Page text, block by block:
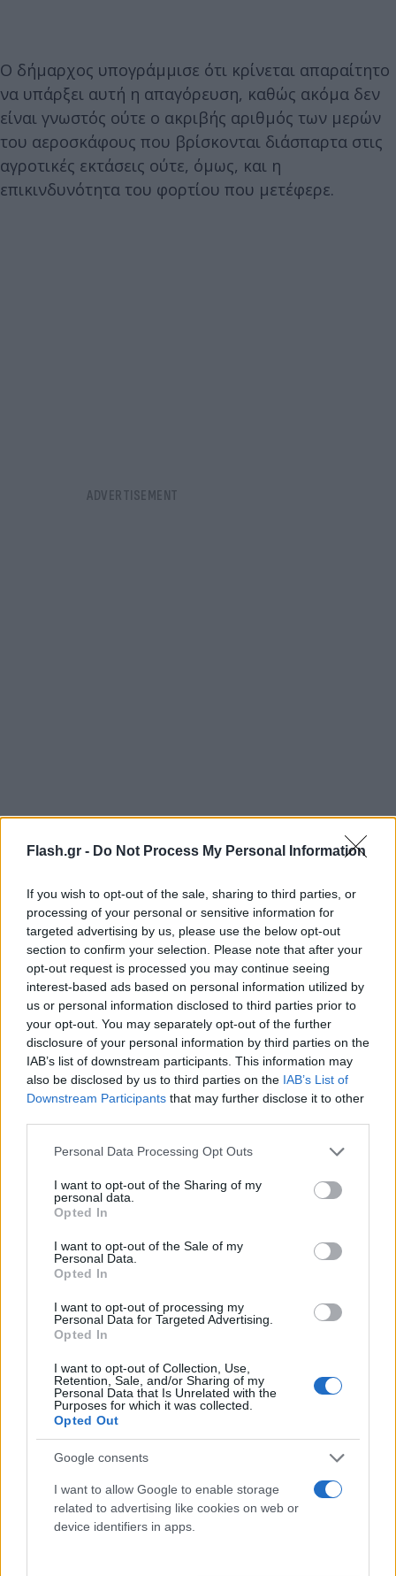
Flash.gr - Do Not Process My Personal Information
If you wish to opt-out of the sale, sharing to third parties, or
processing of your personal or sensitive information for
targeted advertising by us, please use the below opt-out
section to confirm your selection. Please note that after your
opt-out request is processed you may continue seeing
interest-based ads based on personal information utilized by
us or personal information disclosed to third parties prior to
your opt-out. You may separately opt-out of the further
disclosure of your personal information by third parties on the
IAB’s list of downstream participants. This information may
also be disclosed by us to third parties on the IAB’s List of
Downstream Participants that may further disclose it to other
Please note that this website/app uses one or more Google
not limited to your visit or usage behaviour. You may click to
grant or deny consent to Google and its third-party tags to
use your data for below specified purposes in below Google
consent section.
Personal Data Processing Opt Outs
I want to opt-out of the Sharing of my
personal data.
Opted In
I want to opt-out of the Sale of my
Personal Data.
Opted In
I want to opt-out of processing my
Personal Data for Targeted Advertising.
Opted In
I want to opt-out of Collection, Use,
Retention, Sale, and/or Sharing of my
Personal Data that Is Unrelated with the
Purposes for which it was collected.
Opted Out
Google consents
I want to allow Google to enable storage
related to advertising like cookies on web or
device identifiers in apps.
Ο δήμαρχος υπογράμμισε ότι κρίνεται απαραίτητο
να υπάρξει αυτή η απαγόρευση, καθώς ακόμα δεν
είναι γνωστός ούτε ο ακριβής αριθμός των μερών
του αεροσκάφους που βρίσκονται διάσπαρτα στις
αγροτικές εκτάσεις ούτε, όμως, και η
επικινδυνότητα του φορτίου που μετέφερε.
Δήμαρχος Παγγαίου
Πάντως, οι τοπικές Αρχές βρίσκονται εν αναμονή
της άφιξης του ειδικού διακλαδικού λόχου
Πυρηνικής, Βιολογικής και Χημικής άμυνας του
, ο οποίος και θα ελέγξει την άσπρη σκόνη